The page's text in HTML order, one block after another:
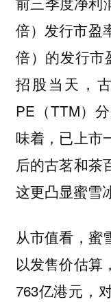
倍）发行市盈
倍）的发行市
招股当天，
PE（TTM）
味着，已上市
后的古茗和茶
这更凸显蜜雪
从市值看，蜜
以发售价估算
763亿港元，